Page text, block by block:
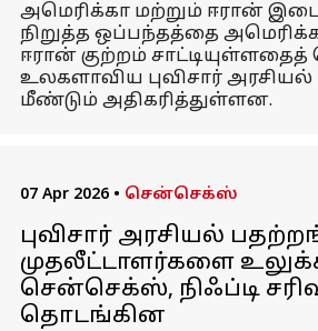
அமெரிக்கா மற்றும் ஈரான்
நிறுத்த ஒப்பந்தத்தை
ஈரான் குற்றம் சாட்டியுள்ளதைத்
உலகளாவிய புவிசார்
மீண்டும் அதிகரித்துள்ளன.
07 Apr 2026 • சென்செக்ஸ்
புவிசார் அரசியல்
முதலீட்டாளர்களை
சென்செக்ஸ், நிஃப்டி
தொடங்கின